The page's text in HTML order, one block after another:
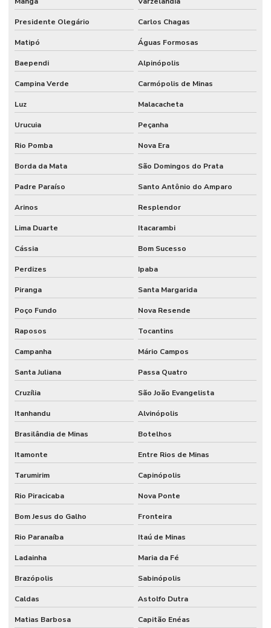
Presidente Olegário Carlos Chagas
Matipó Águas Formosas
Baependi Alpinópolis
Campina Verde Carmópolis de Minas
Luz Malacacheta
Urucuia Peçanha
Rio Pomba Nova Era
Borda da Mata São Domingos do Prata
Padre Paraíso Santo Antônio do Amparo
Arinos Resplendor
Lima Duarte Itacarambi
Cássia Bom Sucesso
Perdizes Ipaba
Piranga Santa Margarida
Poço Fundo Nova Resende
Raposos Tocantins
Campanha Mário Campos
Santa Juliana Passa Quatro
Cruzília São João Evangelista
Itanhandu Alvinópolis
Brasilândia de Minas Botelhos
Itamonte Entre Rios de Minas
Tarumirim Capinópolis
Rio Piracicaba Nova Ponte
Bom Jesus do Galho Fronteira
Rio Paranaíba Itaú de Minas
Ladainha Maria da Fé
Brazópolis Sabinópolis
Caldas Astolfo Dutra
Matias Barbosa Capitão Enéas